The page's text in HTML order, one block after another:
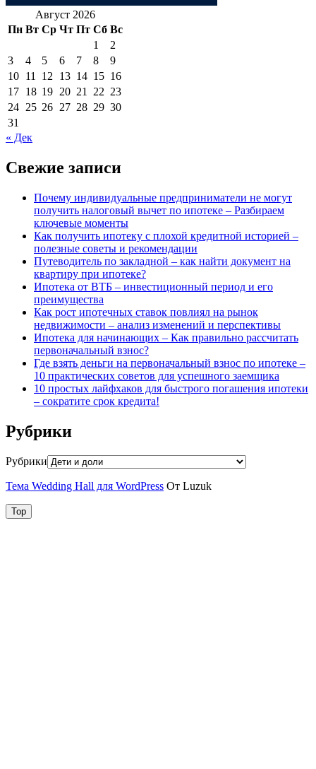
Август 2026
Пн Вт Ср Чт Пт Сб Вс
1
2
3
4 5 6 7 8
9
10 11 12 13 14 15 16
17 18 19 20 21 22 23
24 25 26 27 28 29 30
31
« Дек
Свежие записи
Почему индивидуальные предприниматели не могут
получить налоговый вычет по ипотеке – Разбираем
ключевые моменты
Как получить ипотеку с плохой кредитной историей –
полезные советы и рекомендации
Путеводитель по закладной – как найти документ на
квартиру при ипотеке?
Ипотека от ВТБ – инвестиционный период и его
преимущества
Как рост ипотечных ставок повлиял на рынок
недвижимости – анализ изменений и перспективы
Ипотека для начинающих – Как правильно рассчитать
первоначальный взнос?
Где взять деньги на первоначальный взнос по ипотеке –
10 практических советов для успешного заемщика
10 простых лайфхаков для быстрого погашения ипотеки
– сократите срок кредита!
Рубрики
Рубрики
Тема Wedding Hall для WordPress От Luzuk
Top